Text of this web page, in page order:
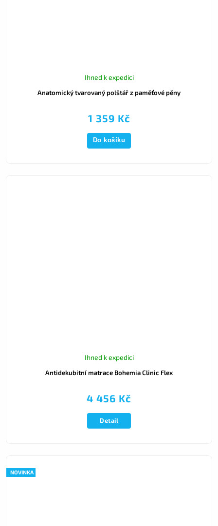
Anatomický tvarovaný polštář z paměťové pěny
Ihned k expedici
1 359 Kč
Do košíku
Antidekubitní matrace Bohemia Clinic Flex
Ihned k expedici
4 456 Kč
Detail
NOVINKA